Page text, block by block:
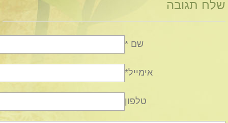
שלח תגובה
שם *
אימייל*
טלפון